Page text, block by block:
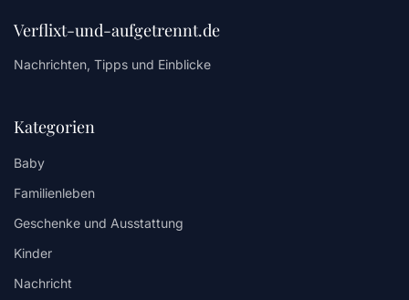
Verflixt-und-aufgetrennt.de
Nachrichten, Tipps und Einblicke
Kategorien
Baby
Familienleben
Geschenke und Ausstattung
Kinder
Nachricht